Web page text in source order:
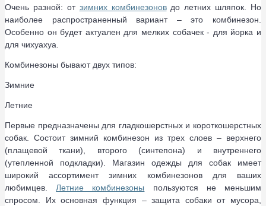
Очень разной: от зимних комбинезоновдо летних шляпок. Но
наиболее распространенный вариант – это комбинезон.
Особенно он будет актуален для мелких собачек - для йорка и
для чихуахуа.
Комбинезоны бывают двух типов:
Зимние
Летние
Первые предназначены для гладкошерстных и короткошерстных
собак. Состоит зимний комбинезон из трех слоев – верхнего
(плащевой ткани), второго (синтепона) и внутреннего
(утепленной подкладки). Магазин одежды для собак имеет
широкий ассортимент зимних комбинезонов для ваших
любимцев.Летние комбинезоны пользуются не меньшим
спросом. Их основная функция – защита собаки от мусора,